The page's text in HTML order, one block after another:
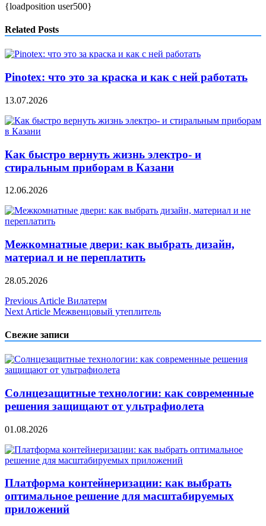
{loadposition user500}
Related Posts
Pinotex: что это за краска и как с ней работать
13.07.2026
Как быстро вернуть жизнь электро- и
стиральным приборам в Казани
12.06.2026
Межкомнатные двери: как выбрать дизайн,
материал и не переплатить
28.05.2026
Навигация
по
записям
Previous Article Вилатерм
Next Article Межвенцовый утеплитель
Свежие записи
Солнцезащитные технологии: как современные
решения защищают от ультрафиолета
01.08.2026
Платформа контейнеризации: как выбрать
оптимальное решение для масштабируемых
приложений